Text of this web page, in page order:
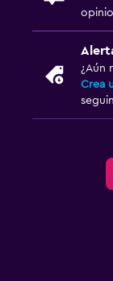
¿Aún
Crea